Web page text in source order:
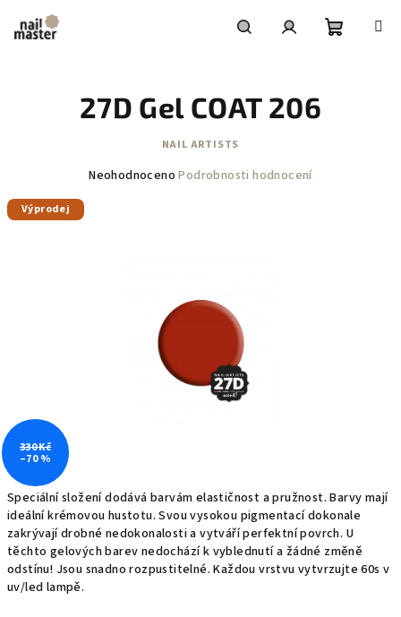
obsah
Speciální složení dodává barvám elastičnost a pružnost. Barvy mají
ideální krémovou hustotu. Svou vysokou pigmentací dokonale
zakrývají drobné nedokonalosti a vytváří perfektní povrch. U
těchto gelových barev nedochází k vyblednutí a žádné změně
odstínu! Jsou snadno rozpustitelné. Každou vrstvu vytvrzujte 60s v
uv/led lampě.
27D Gel COAT 206
NAIL ARTISTS
Průměrné
Neohodnoceno Podrobnosti hodnocení
Výprodej
330 Kč
–70 %